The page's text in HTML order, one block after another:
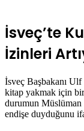
İsveç’te
İzinleri
İsveç Başbakanı
kitap yakmak için
durumun Müslüman
endişe duyduğunu